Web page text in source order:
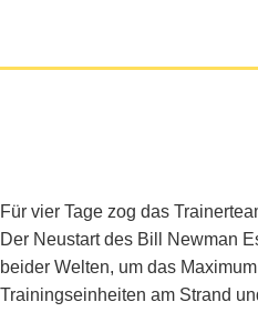
Für vier Tage zog das
Der Neustart des Bill Newman
beider Welten, um das
Trainingseinheiten am Strand